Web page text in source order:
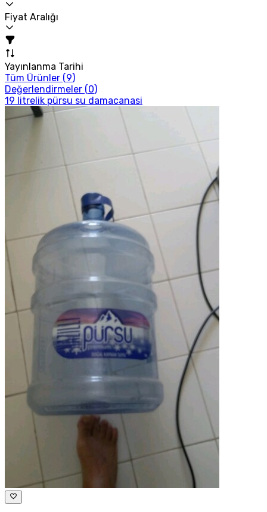
Fiyat Aralığı
Yayınlanma Tarihi
Tüm Ürünler (9)
Değerlendirmeler (0)
19 litrelik pürsu su damacanasi